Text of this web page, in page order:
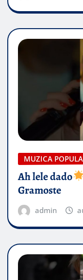
MUZICA
Ah lele dado​
Gramoste
admin